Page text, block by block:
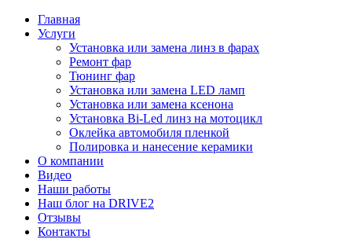
Главная
Услуги
Установка или замена линз в фарах
Ремонт фар
Тюнинг фар
Установка или замена LED ламп
Установка или замена ксенона
Установка Bi-Led линз на мотоцикл
Оклейка автомобиля пленкой
Полировка и нанесение керамики
О компании
Видео
Наши работы
Наш блог на DRIVE2
Отзывы
Контакты